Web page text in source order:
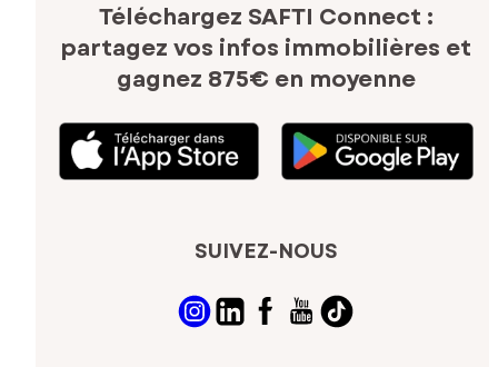
Téléchargez SAFTI Connect :
partagez vos infos immobilières et
gagnez 875€ en moyenne
SUIVEZ-NOUS